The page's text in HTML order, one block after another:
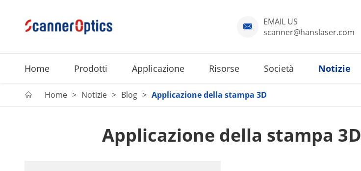

EMAIL US
scanner@hanslaser.com
Home Prodotti Applicazione Risorse Società Notizie
 Home Notizie Blog Applicazione della stampa 3D
Applicazione della stampa 3D